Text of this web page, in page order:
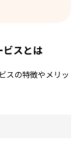
ビスとは
スの特徴やメリッ